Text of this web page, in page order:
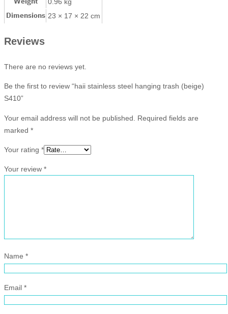
Dimensions 23 × 17 × 22 cm
Reviews
There are no reviews yet.
Be the first to review “haii stainless steel hanging trash (beige)
S410”
Your email address will not be published.
Required fields are
marked *
Your rating *
Your review *
Name *
Email *